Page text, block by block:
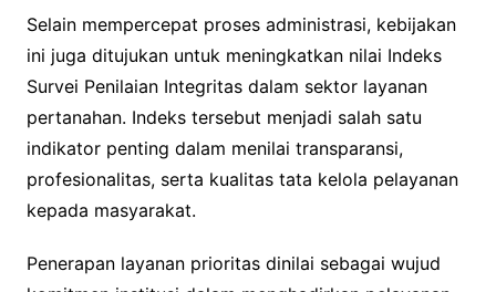
Selain mempercepat proses administrasi, kebijakan
ini juga ditujukan untuk meningkatkan nilai Indeks
Survei Penilaian Integritas dalam sektor layanan
pertanahan. Indeks tersebut menjadi salah satu
indikator penting dalam menilai transparansi,
profesionalitas, serta kualitas tata kelola pelayanan
kepada masyarakat.
Penerapan layanan prioritas dinilai sebagai wujud